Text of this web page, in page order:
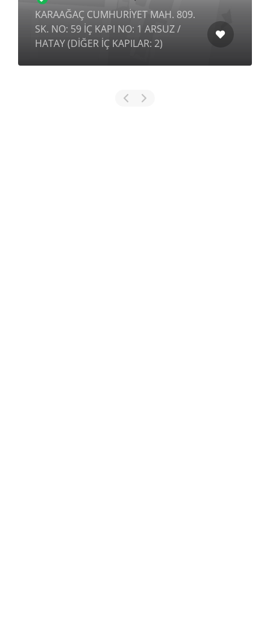
KARAAĞAÇ CUMHURİYET MAH. 809.
SK. NO: 59 İÇ KAPI NO: 1 ARSUZ /
HATAY (DİĞER İÇ KAPILAR: 2)